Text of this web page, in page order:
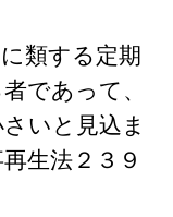
類する定期
であって、
いと見込ま
生法２３９